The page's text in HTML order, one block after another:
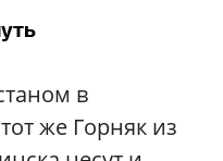
в
же Горняк из